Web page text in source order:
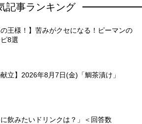
記事ランキング
の王様！】苦みがクセになる！ピーマンの
8選
献立】2026年8月7日(金)「鯛茶漬け」
に飲みたいドリンクは？」＜回答数